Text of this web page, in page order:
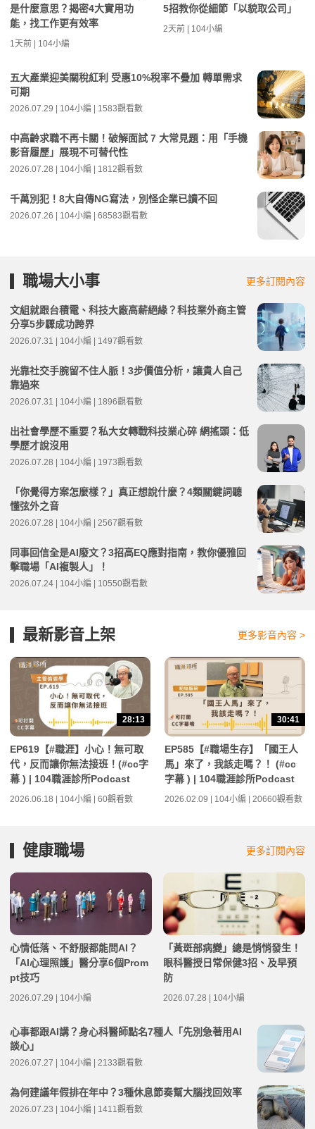
是什麼意思？揭密4大實用功
能，找工作更有效率
1天前 | 104小編
5招教你從細節「以貌取公司」
2天前 | 104小編
五大產業迎美關稅紅利 受惠10%稅率不疊加 轉單需求
可期
2026.07.29 | 104小編 | 1583觀看數
中高齡求職不再卡關！破解面試 7 大常見題：用「手機
影音履歷」展現不可替代性
2026.07.28 | 104小編 | 1812觀看數
千萬別犯！8大自傳NG寫法，別怪企業已讀不回
2026.07.26 | 104小編 | 68583觀看數
職場大小事 更多訂閱內容
文組就跟台積電、科技大廠高薪絕緣？科技業外商主管
分享5步驟成功跨界
2026.07.31 | 104小編 | 1497觀看數
光靠社交手腕留不住人脈！3步價值分析，讓貴人自己
靠過來
2026.07.31 | 104小編 | 1896觀看數
出社會學歷不重要？私大女轉戰科技業心碎 網搖頭：低
學歷才說沒用
2026.07.28 | 104小編 | 1973觀看數
「你覺得方案怎麼樣？」真正想說什麼？4類關鍵詞聽
懂弦外之音
2026.07.28 | 104小編 | 2567觀看數
同事回信全是AI廢文？3招高EQ應對指南，教你優雅回
擊職場「AI複製人」！
2026.07.24 | 104小編 | 10550觀看數
最新影音上架 更多影音內容 >
28:13
EP619【#職涯】小心！無可取
代，反而讓你無法接班！(#cc字
幕 ) | 104職涯診所Podcast
2026.06.18 | 104小編 | 60觀看數
30:41
EP585【#職場生存】「國王人
馬」來了，我該走嗎？！ (#cc
字幕 ) | 104職涯診所Podcast
2026.02.09 | 104小編 | 20660觀看數
健康職場 更多訂閱內容
心情低落、不舒服都能問AI？
「AI心理照護」醫分享6個Prom
pt技巧
2026.07.29 | 104小編
「黃斑部病變」總是悄悄發生！
眼科醫授日常保健3招、及早預
防
2026.07.28 | 104小編
心事都跟AI講？身心科醫師點名7種人「先別急著用AI
談心」
2026.07.27 | 104小編 | 2133觀看數
為何建議年假排在年中？3種休息節奏幫大腦找回效率
2026.07.23 | 104小編 | 1411觀看數